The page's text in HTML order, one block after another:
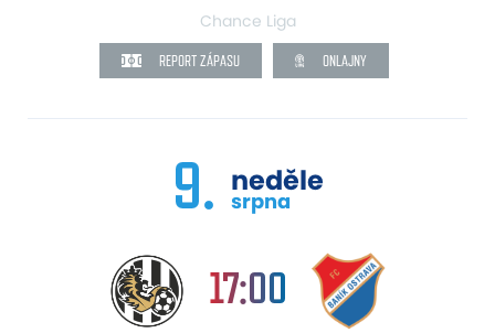
Chance Liga
REPORT ZÁPASU ONLAJNY
9. neděle
srpna
17:00